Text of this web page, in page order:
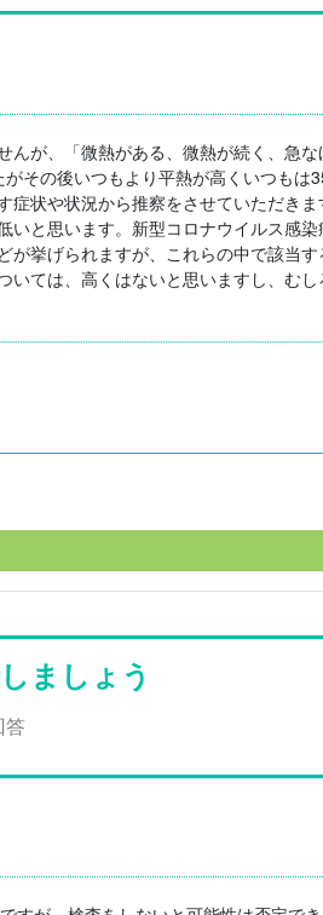
んが、「微熱がある、微熱が続く、急
その後いつもより平熱が高くいつも
症状や状況から推察をさせていただき
いと思います。新型コロナウイルス感
挙げられますが、これらの中で該当す
いては、高くはないと思いますし、む
ましょう
答